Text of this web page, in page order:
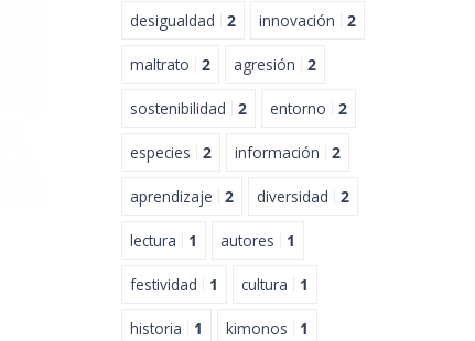
desigualdad 2 innovación 2
maltrato 2 agresión 2
sostenibilidad 2 entorno 2
especies 2 información 2
aprendizaje 2 diversidad 2
lectura 1 autores 1
festividad 1 cultura 1
historia 1 kimonos 1